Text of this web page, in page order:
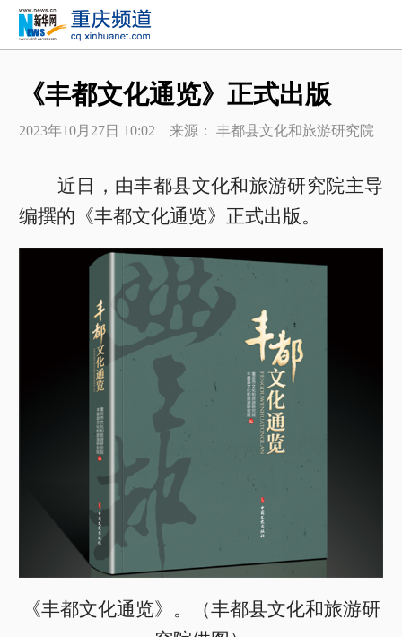
《丰都文化通览》正式出版
2023年10月27日 10:02 来源： 丰都县文化和旅游研究院
近日，由丰都县文化和旅游研究院主导
编撰的《丰都文化通览》正式出版。
《丰都文化通览》。（丰都县文化和旅游研